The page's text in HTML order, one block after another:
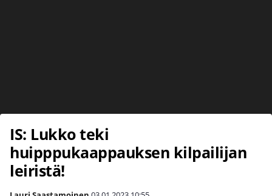
IS: Lukko teki
huipppukaappauksen kilpailijan
leiristä!